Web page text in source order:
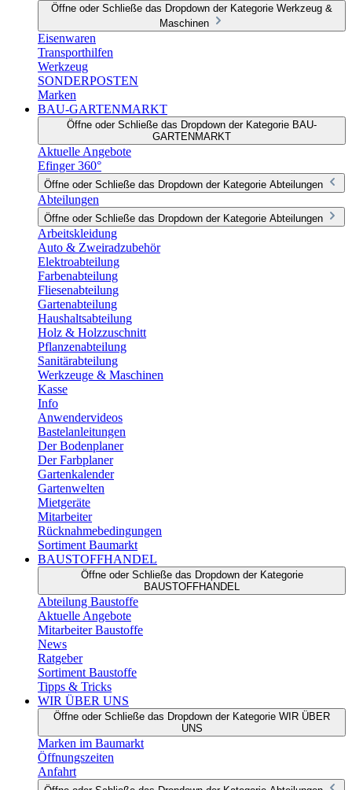
Öffne oder Schließe das Dropdown der Kategorie Werkzeug &
Maschinen
Eisenwaren
Transporthilfen
Werkzeug
SONDERPOSTEN
Marken
BAU-GARTENMARKT
Öffne oder Schließe das Dropdown der Kategorie BAU-
GARTENMARKT
Aktuelle Angebote
Efinger 360°
Öffne oder Schließe das Dropdown der Kategorie Abteilungen
Abteilungen
Öffne oder Schließe das Dropdown der Kategorie Abteilungen
Arbeitskleidung
Auto & Zweiradzubehör
Elektroabteilung
Farbenabteilung
Fliesenabteilung
Gartenabteilung
Haushaltsabteilung
Holz & Holzzuschnitt
Pflanzenabteilung
Sanitärabteilung
Werkzeuge & Maschinen
Kasse
Info
Anwendervideos
Bastelanleitungen
Der Bodenplaner
Der Farbplaner
Gartenkalender
Gartenwelten
Mietgeräte
Mitarbeiter
Rücknahmebedingungen
Sortiment Baumarkt
BAUSTOFFHANDEL
Öffne oder Schließe das Dropdown der Kategorie
BAUSTOFFHANDEL
Abteilung Baustoffe
Aktuelle Angebote
Mitarbeiter Baustoffe
News
Ratgeber
Sortiment Baustoffe
Tipps & Tricks
WIR ÜBER UNS
Öffne oder Schließe das Dropdown der Kategorie WIR ÜBER
UNS
Marken im Baumarkt
Öffnungszeiten
Anfahrt